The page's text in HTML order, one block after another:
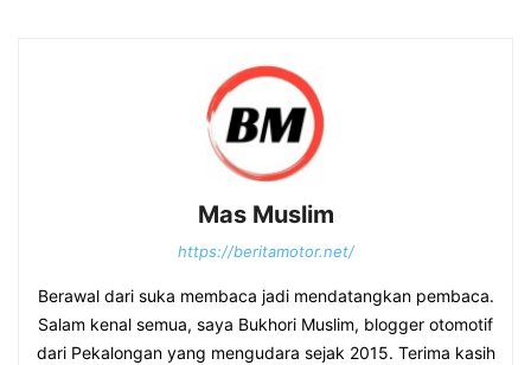
Mas Muslim
https://beritamotor.net/
Berawal dari suka membaca jadi mendatangkan pembaca.
Salam kenal semua, saya Bukhori Muslim, blogger otomotif
dari Pekalongan yang mengudara sejak 2015. Terima kasih